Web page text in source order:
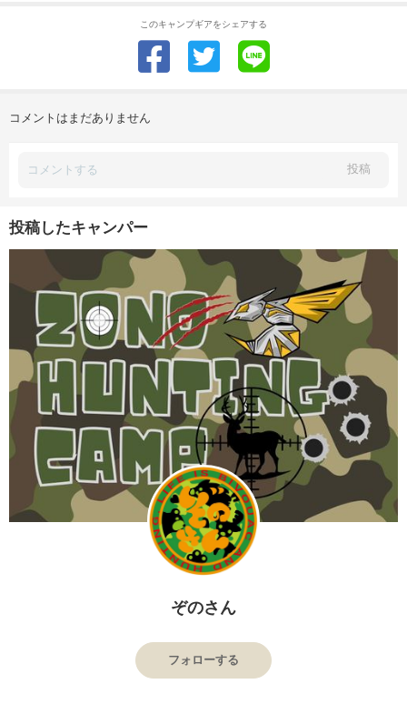
このキャンプギアをシェアする
コメントはまだありません
投稿
投稿したキャンパー
ぞのさん
フォローする